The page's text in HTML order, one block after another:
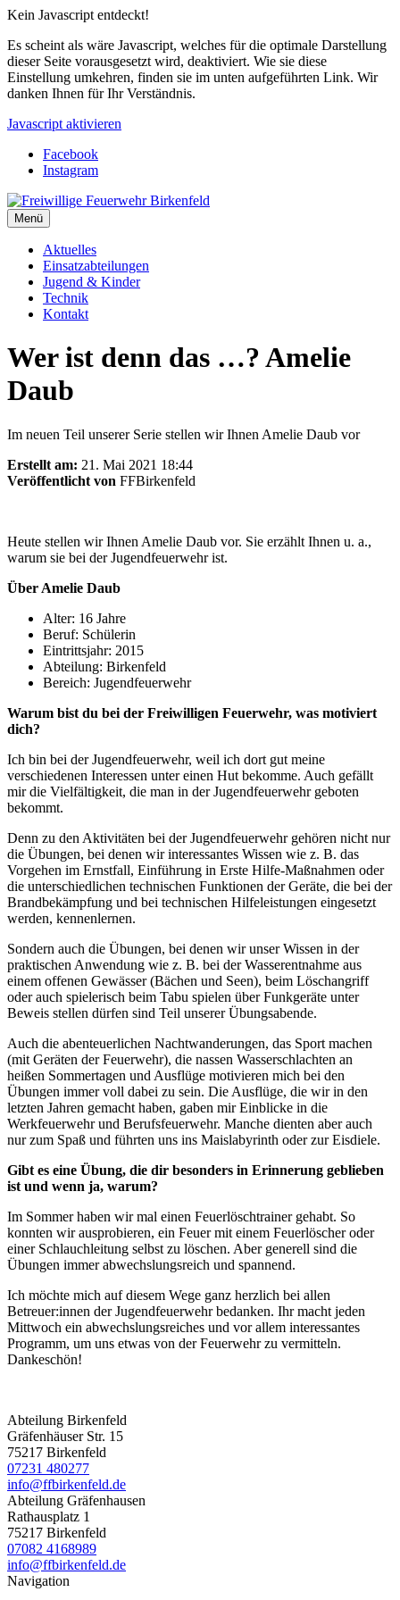
Kein Javascript entdeckt!
Es scheint als wäre Javascript, welches für die optimale Darstellung
dieser Seite vorausgesetzt wird, deaktiviert. Wie sie diese
Einstellung umkehren, finden sie im unten aufgeführten Link. Wir
danken Ihnen für Ihr Verständnis.
Javascript aktivieren
Facebook
Instagram
Menü
Aktuelles
Einsatzabteilungen
Jugend & Kinder
Technik
Kontakt
Wer ist denn das …? Amelie
Daub
Im neuen Teil unserer Serie stellen wir Ihnen Amelie Daub vor
Erstellt am: 21. Mai 2021 18:44
Veröffentlicht von FFBirkenfeld
Heute stellen wir Ihnen Amelie Daub vor. Sie erzählt Ihnen u. a.,
warum sie bei der Jugendfeuerwehr ist.
Über Amelie Daub
Alter: 16 Jahre
Beruf: Schülerin
Eintrittsjahr: 2015
Abteilung: Birkenfeld
Bereich: Jugendfeuerwehr
Warum bist du bei der Freiwilligen Feuerwehr, was motiviert
dich?
Ich bin bei der Jugendfeuerwehr, weil ich dort gut meine
verschiedenen Interessen unter einen Hut bekomme. Auch gefällt
mir die Vielfältigkeit, die man in der Jugendfeuerwehr geboten
bekommt.
Denn zu den Aktivitäten bei der Jugendfeuerwehr gehören nicht nur
die Übungen, bei denen wir interessantes Wissen wie z. B. das
Vorgehen im Ernstfall, Einführung in Erste Hilfe-Maßnahmen oder
die unterschiedlichen technischen Funktionen der Geräte, die bei der
Brandbekämpfung und bei technischen Hilfeleistungen eingesetzt
werden, kennenlernen.
Sondern auch die Übungen, bei denen wir unser Wissen in der
praktischen Anwendung wie z. B. bei der Wasserentnahme aus
einem offenen Gewässer (Bächen und Seen), beim Löschangriff
oder auch spielerisch beim Tabu spielen über Funkgeräte unter
Beweis stellen dürfen sind Teil unserer Übungsabende.
Auch die abenteuerlichen Nachtwanderungen, das Sport machen
(mit Geräten der Feuerwehr), die nassen Wasserschlachten an
heißen Sommertagen und Ausflüge motivieren mich bei den
Übungen immer voll dabei zu sein. Die Ausflüge, die wir in den
letzten Jahren gemacht haben, gaben mir Einblicke in die
Werkfeuerwehr und Berufsfeuerwehr. Manche dienten aber auch
nur zum Spaß und führten uns ins Maislabyrinth oder zur Eisdiele.
Gibt es eine Übung, die dir besonders in Erinnerung geblieben
ist und wenn ja, warum?
Im Sommer haben wir mal einen Feuerlöschtrainer gehabt. So
konnten wir ausprobieren, ein Feuer mit einem Feuerlöscher oder
einer Schlauchleitung selbst zu löschen. Aber generell sind die
Übungen immer abwechslungsreich und spannend.
Ich möchte mich auf diesem Wege ganz herzlich bei allen
Betreuer:innen der Jugendfeuerwehr bedanken. Ihr macht jeden
Mittwoch ein abwechslungsreiches und vor allem interessantes
Programm, um uns etwas von der Feuerwehr zu vermitteln.
Dankeschön!
Abteilung Birkenfeld
Gräfenhäuser Str. 15
75217 Birkenfeld
07231 480277
info@ffbirkenfeld.de
Abteilung Gräfenhausen
Rathausplatz 1
75217 Birkenfeld
07082 4168989
info@ffbirkenfeld.de
Navigation